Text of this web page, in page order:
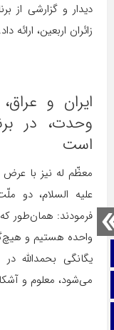
صفحه نخست
تماس با ما
دیدار و گزارشی از
زائران اربعین، ارائه داد.
ایران و
وحدت، در
است
معظّم له نیز با
علیه السلام، دو
فرمودند: همان‌طور
واحده هستیم و
یگانگی بحمدالله
می‌شود، معلوم و